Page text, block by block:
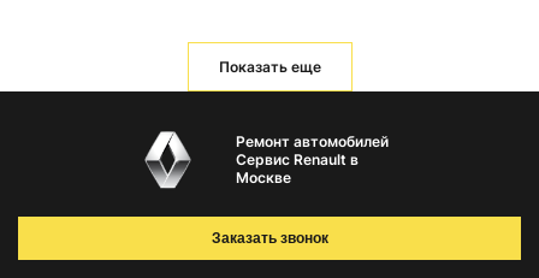
Показать еще
Ремонт автомобилей
Сервис Renault в
Москве
Заказать звонок